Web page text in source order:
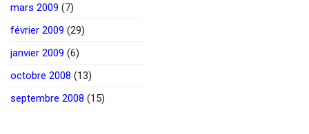
mars 2009 (7)
février 2009 (29)
janvier 2009 (6)
octobre 2008 (13)
septembre 2008 (15)